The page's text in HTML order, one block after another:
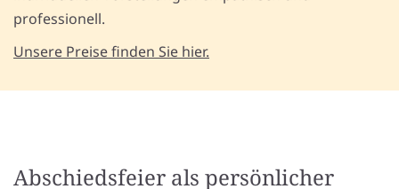
professionell.
Unsere Preise finden Sie hier.
Abschiedsfeier als persönlicher